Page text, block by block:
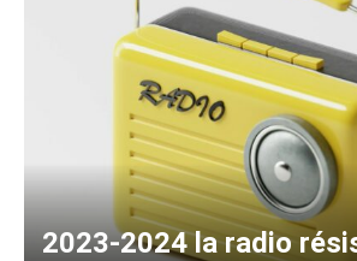
2023-2024 la radio